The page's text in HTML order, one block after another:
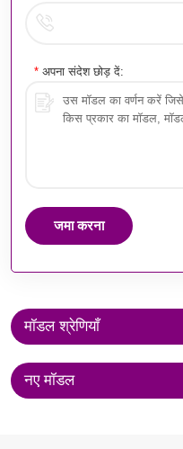
* अपना संदेश छोड़ दें:
जमा करना
मॉडल श्रेणियाँ
नए मॉडल